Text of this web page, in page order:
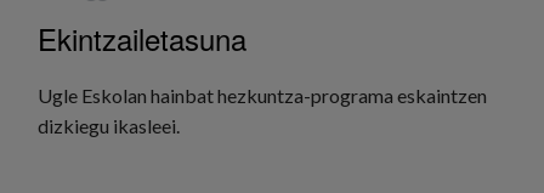
Ekintzailetasuna
Ugle Eskolan hainbat hezkuntza-programa eskaintzen
dizkiegu ikasleei.